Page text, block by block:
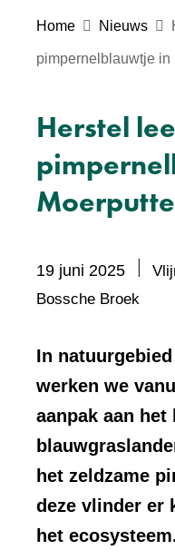
Home Nieuws
pimpernelblauwtje in
Herstel
19 juni 2025
Bossche Broek
Foto
In
werken we
aanpak aan
het zeldzame
deze vlinder er
het